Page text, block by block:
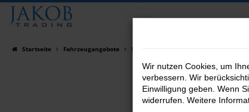
Zum
Hauptinhalt
Startseite Fahrzeugangebote Fahrzeugsuche
Wir nutzen Cookies, um
verbessern. Wir
Einwilligung geben. Wenn
widerrufen. Weitere